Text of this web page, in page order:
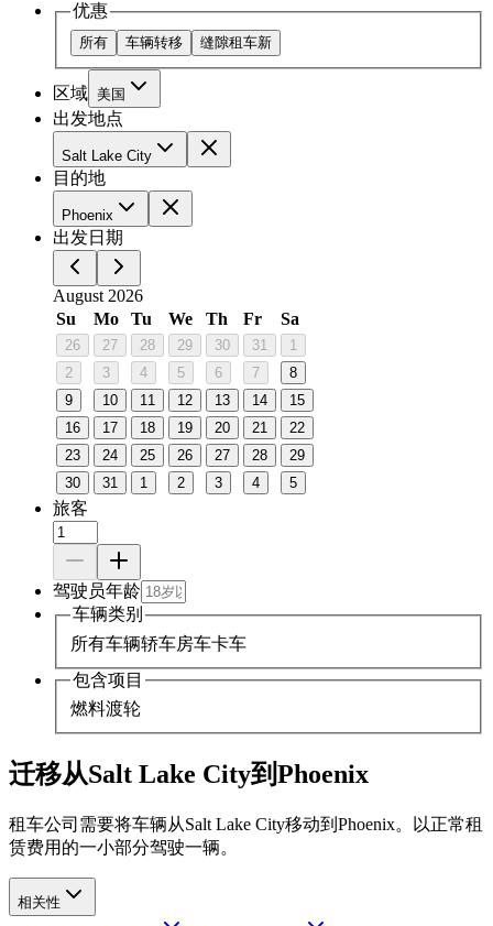
优惠
所有 车辆转移 缝隙租车新
区域 美国
出发地点
Salt Lake City
目的地
Phoenix
出发日期
August 2026
Su
Mo Tu We Th Fr Sa
26 27 28 29 30 31
1
2
3 4 5 6 7
8
9
10 11 12 13 14
15
16
17 18 19 20 21
22
23
24 25 26 27 28
29
30
31 1 2 3 4 5
旅客
驾驶员年龄
车辆类别
所有车辆轿车房车卡车
包含项目
燃料渡轮
迁移从Salt Lake City到Phoenix
租车公司需要将车辆从Salt Lake City移动到Phoenix。以正常租
赁费用的一小部分驾驶一辆。
相关性